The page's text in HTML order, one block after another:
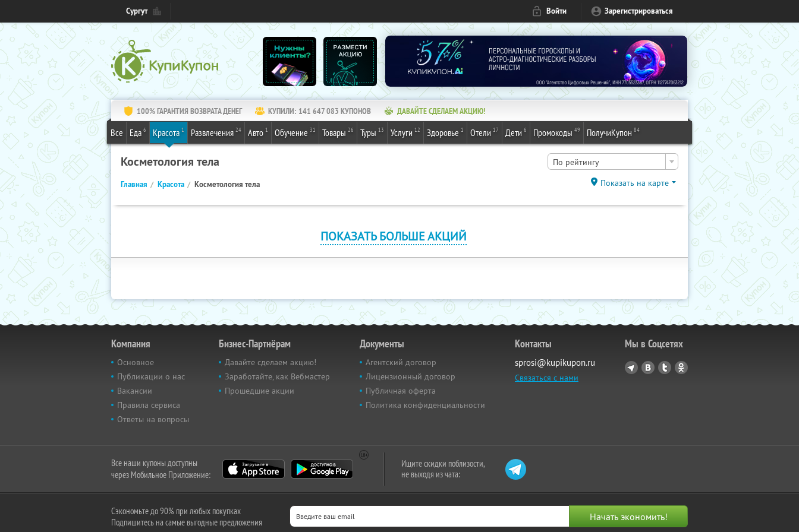
Сургут Войти Зарегистрироваться
100% ГАРАНТИЯ ВОЗВРАТА ДЕНЕГ КУПИЛИ: 141 647 083 КУПОНОВ ДАВАЙТЕ СДЕЛАЕМ АКЦИЮ!
Все Еда 6 Красота 1 Развлечения 24 Авто 1 Обучение 31 Товары 26 Туры 13 Услуги 12 Здоровье 1 Отели 17 Дети 6 Промокоды 49 ПолучиКупон 84
Косметология тела По рейтингу
Главная Красота Косметология тела Показать на карте
ПОКАЗАТЬ БОЛЬШЕ АКЦИЙ
Компания
Основное
Публикации о нас
Вакансии
Правила сервиса
Ответы на вопросы
Бизнес-Партнёрам
Давайте сделаем акцию!
Заработайте, как Вебмастер
Прошедшие акции
Документы
Агентский договор
Лицензионный договор
Публичная оферта
Политика конфиденциальности
Контакты
sprosi@kupikupon.ru
Связаться с нами
Мы в Соцсетях
Все наши купоны доступны
через Мобильное Приложение:
Ищите скидки поблизости,
не выходя из чата:
Сэкономьте до 90% при любых покупках
Подпишитесь на самые выгодные предложения